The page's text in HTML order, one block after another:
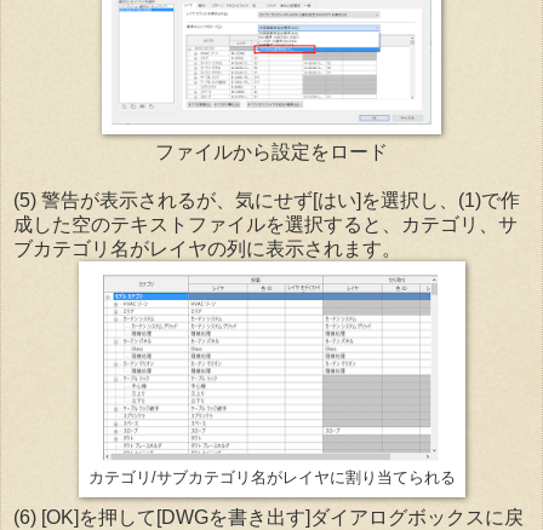
ファイルから設定をロード
(5) 警告が表示されるが、気にせず[はい]を選択し、(1)で作
成した空のテキストファイルを選択すると、カテゴリ、サ
ブカテゴリ名がレイヤの列に表示されます。
カテゴリ/サブカテゴリ名がレイヤに割り当てられる
(6) [OK]を押して[DWGを書き出す]ダイアログボックスに戻